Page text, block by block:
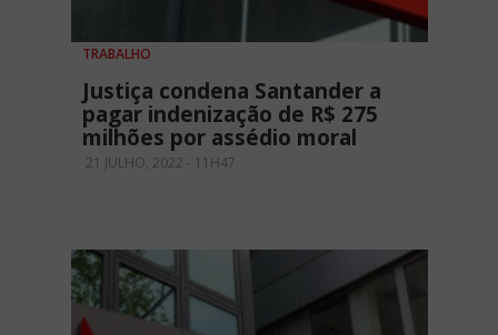
TRABALHO
Justiça condena Santander a
pagar indenização de R$ 275
milhões por assédio moral
21 JULHO, 2022 - 11H47